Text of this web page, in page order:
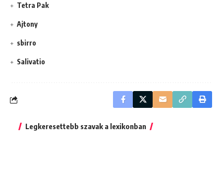
Tetra Pak
Ajtony
sbirro
Salivatio
Legkeresettebb szavak a lexikonban